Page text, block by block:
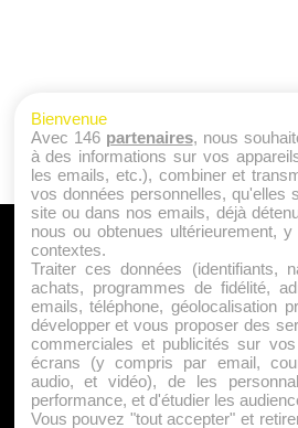
A PROPOS
Qui sommes
Mentions
Publicité
Politique de
Contact
Bienvenue
Avec 146 partenaires, nous
à des informations sur vos
les emails, etc.), combiner et
vos données personnelles, qu'elles
site ou dans nos emails, déjà
nous ou obtenues ultérieurement,
contextes.
Traiter ces données (identifiants,
achats, programmes de fidélité,
emails, téléphone, géolocalisation
développer et vous proposer des
commerciales et publicités sur
écrans (y compris par email,
audio, et vidéo), de les
performance, et d'étudier les
Vous pouvez "tout accepter" et